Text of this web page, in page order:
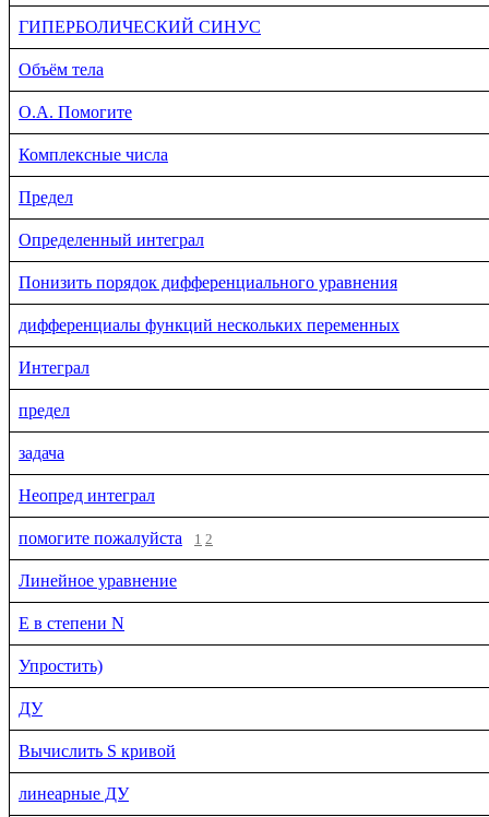
ГИПЕРБОЛИЧЕСКИЙ СИНУС
Объём тела
О.А. Помогите
Комплексные числа
Предел
Определенный интеграл
Понизить порядок дифференциального уравнения
дифференциалы функций нескольких переменных
Интеграл
предел
задача
Неопред интеграл
помогите пожалуйста 1 2
Линейное уравнение
Е в степени N
Упростить)
ДУ
Вычислить S кривой
линеарные ДУ